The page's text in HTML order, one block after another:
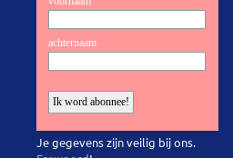
Je gegevens zijn veilig bij ons.